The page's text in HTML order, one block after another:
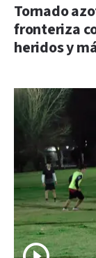
Tornado
fronteriza
heridos y